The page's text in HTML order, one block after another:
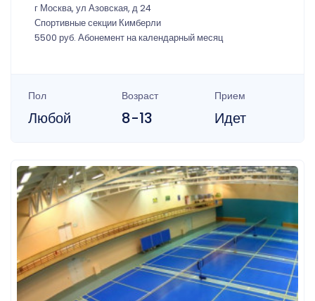
г Москва, ул Азовская, д 24
Спортивные секции Кимберли
5500 руб. Абонемент на календарный месяц
Пол
Любой
Возраст
8-13
Прием
Идет